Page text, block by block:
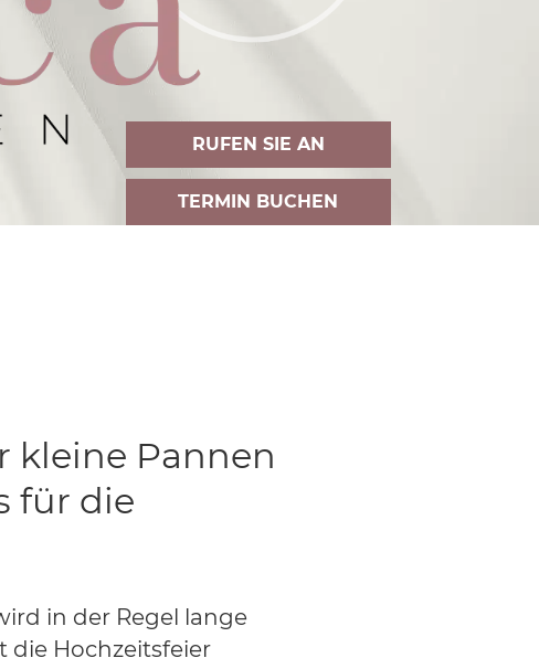
RUFEN SIE AN
TERMIN BUCHEN
kleine Pannen
für die
in der Regel lange
Hochzeitsfeier